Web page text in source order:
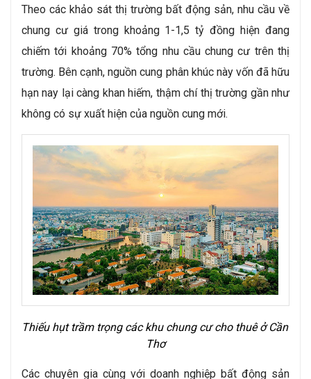
Theo các khảo sát thị trường bất động sản, nhu cầu về
chung cư giá trong khoảng 1-1,5 tỷ đồng hiện đang
chiếm tới khoảng 70% tổng nhu cầu chung cư trên thị
trường. Bên cạnh, nguồn cung phân khúc này vốn đã hữu
hạn nay lại càng khan hiếm, thậm chí thị trường gần như
không có sự xuất hiện của nguồn cung mới.
Thiếu hụt trầm trọng các khu chung cư cho thuê ở Cần
Thơ
Các chuyên gia cùng với doanh nghiệp bất động sản